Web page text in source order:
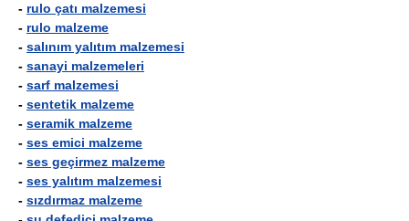
- rulo çatı malzemesi
- rulo malzeme
- salınım yalıtım malzemesi
- sanayi malzemeleri
- sarf malzemesi
- sentetik malzeme
- seramik malzeme
- ses emici malzeme
- ses geçirmez malzeme
- ses yalıtım malzemesi
- sızdırmaz malzeme